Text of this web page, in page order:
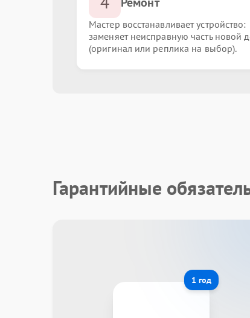
Мастер восстанавливает устройство:
заменяет неисправную часть новой
(оригинал или реплика на выбор).
Гарантийные
1 год